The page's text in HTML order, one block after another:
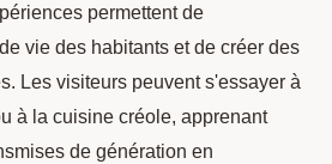
permettent de
vie des habitants et de créer des
Les visiteurs peuvent s'essayer à
à la cuisine créole, apprenant
de génération en